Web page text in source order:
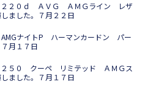
２０ｄ ＡＶＧ ＡＭＧライン レザ
ました。７月２２日
ナイトP ハーマンカードン パー
月１７日
５０ クーペ リミテッド ＡＭＧス
ました。７月１７日